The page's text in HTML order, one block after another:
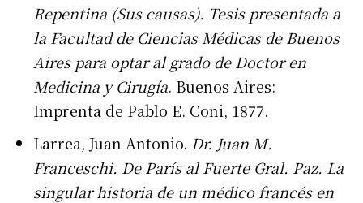
Repentina (Sus causas). Tesis presentada a
la Facultad de Ciencias Médicas de Buenos
Aires para optar al grado de Doctor en
Medicina y Cirugía. Buenos Aires:
Imprenta de Pablo E. Coni, 1877.
Larrea, Juan Antonio. Dr. Juan M.
Franceschi. De París al Fuerte Gral. Paz. La
singular historia de un médico francés en